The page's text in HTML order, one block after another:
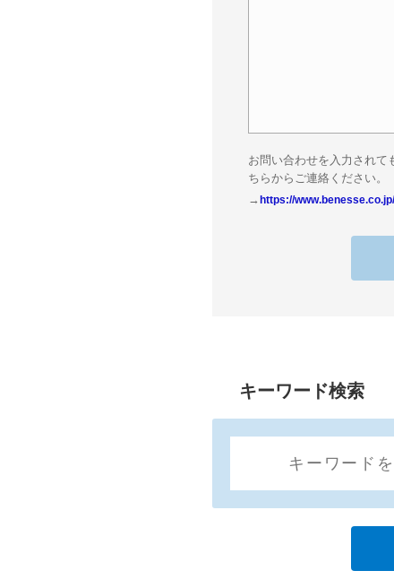
お問い合わせを入力されて
ちらからご連絡ください。
→https://
キーワード検索